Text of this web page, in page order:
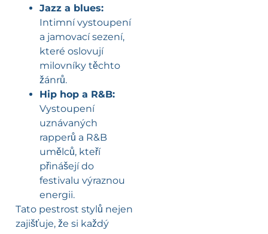
Jazz a blues:
Intimní vystoupení
a jamovací sezení,
které oslovují
milovníky těchto
žánrů.
Hip hop a R&B:
Vystoupení
uznávaných
rapperů a R&B
umělců, kteří
přinášejí do
festivalu výraznou
energii.
Tato pestrost stylů nejen
zajišťuje, že si každý